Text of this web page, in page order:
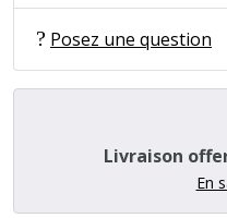
Posez une question
Livraison
En